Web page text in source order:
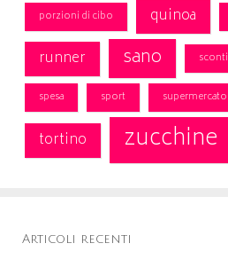
porzioni di cibo quinoa
runner sano sconti
spesa sport supermercato
tortino zucchine
Articoli recenti